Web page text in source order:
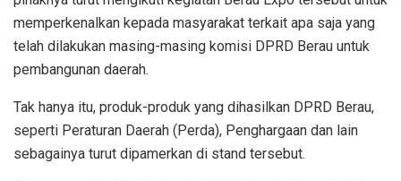
memperkenalkan kepada masyarakat terkait apa saja yang
telah dilakukan masing-masing komisi DPRD Berau untuk
pembangunan daerah.
Tak hanya itu, produk-produk yang dihasilkan DPRD Berau,
seperti Peraturan Daerah (Perda), Penghargaan dan lain
sebagainya turut dipamerkan di stand tersebut.